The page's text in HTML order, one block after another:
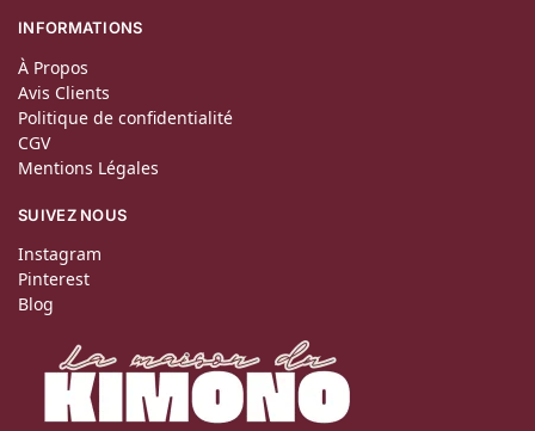
INFORMATIONS
À Propos
Avis Clients
Politique de confidentialité
CGV
Mentions Légales
SUIVEZ NOUS
Instagram
Pinterest
Blog